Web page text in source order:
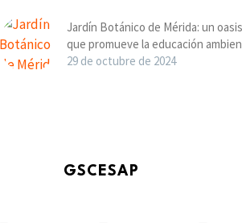
Jardín Botánico de Mérida: un
que promueve la educación
29 de octubre de 2024
GSCESAP